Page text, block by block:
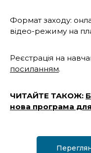
Формат заходу:
відео-режиму на
Реєстрація на
посиланням.
ЧИТАЙТЕ ТАКОЖ:
нова програма